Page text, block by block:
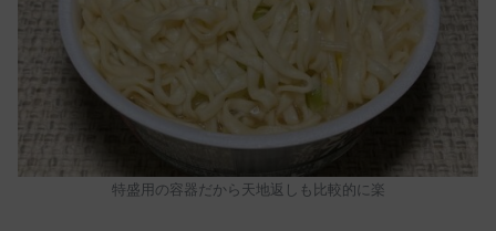
特盛用の容器だから天地返しも比較的に楽